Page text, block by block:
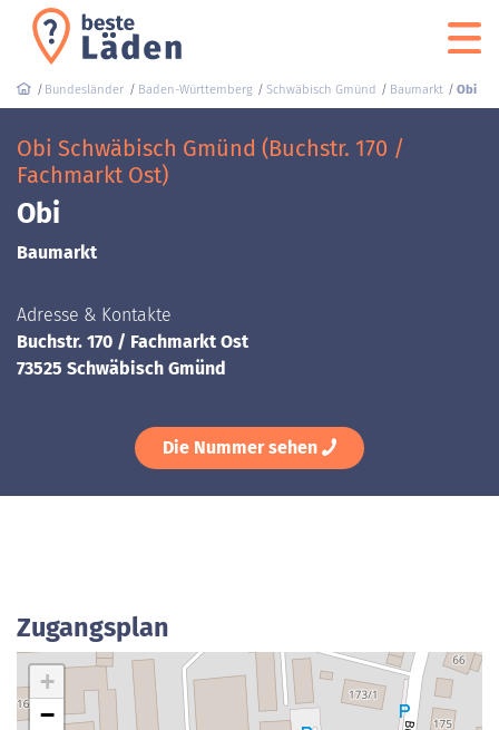
Bundesländer Baden-Württemberg Schwäbisch Gmünd Baumarkt Obi
Obi Schwäbisch Gmünd (Buchstr. 170 /
Fachmarkt Ost)
Obi
Baumarkt
Adresse & Kontakte
Buchstr. 170 / Fachmarkt Ost
73525 Schwäbisch Gmünd
Die Nummer sehen
Zugangsplan
+
−